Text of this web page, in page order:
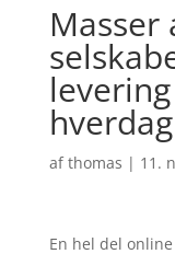
Masser
hverdag
afthomas | 11.
En hel del